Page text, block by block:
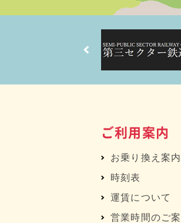
ご利用案内
お乗り換え案内
時刻表
運賃について
営業時間のご